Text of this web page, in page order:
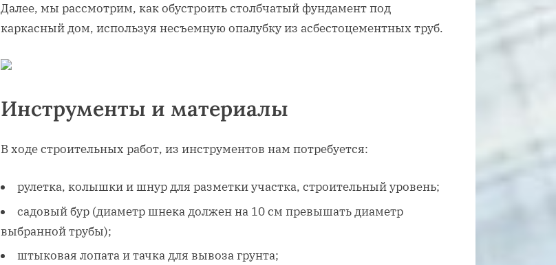
Далее, мы рассмотрим, как обустроить столбчатый фундамент под
каркасный дом, используя несъемную опалубку из асбестоцементных труб.
Инструменты и материалы
В ходе строительных работ, из инструментов нам потребуется:
рулетка, колышки и шнур для разметки участка, строительный уровень;
садовый бур (диаметр шнека должен на 10 см превышать диаметр
выбранной трубы);
штыковая лопата и тачка для вывоза грунта;